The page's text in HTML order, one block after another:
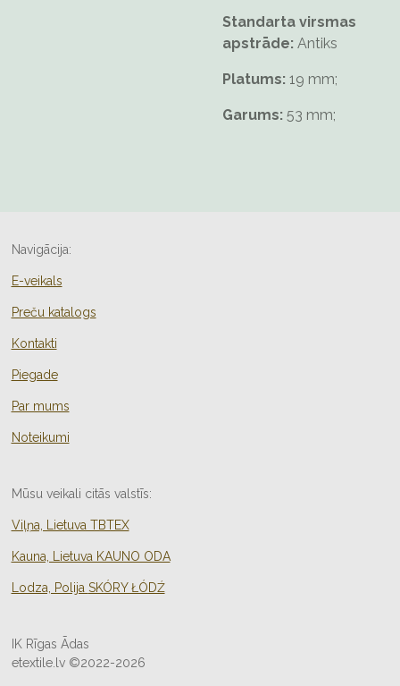
Standarta virsmas
apstrāde: Antiks
Platums: 19 mm;
Garums: 53 mm;
Navigācija:
E-veikals
Preču katalogs
Kontakti
Piegade
Par mums
Noteikumi
Mūsu veikali citās valstīs:
Viļņa, Lietuva TBTEX
Kauna, Lietuva KAUNO ODA
Lodza, Polija SKÓRY ŁÓDŹ
IK Rīgas Ādas
etextile.lv ©2022-2026